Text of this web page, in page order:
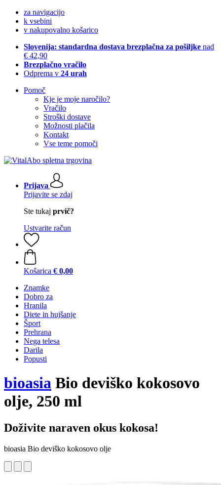
za navigacijo
k vsebini
v nakupovalno košarico
Slovenija: standardna dostava brezplačna za pošiljke nad
€ 42,90
Brezplačno vračilo
Odprema v 24 urah
Pomoč
Kje je moje naročilo?
Vračilo
Stroški dostave
Možnosti plačila
Kontakt
Vse teme pomoči
Prijava
Prijavite se zdaj
Ste tukaj prvič?
Ustvarite račun
Košarica € 0,00
Znamke
Dobro za
Hranila
Diete in hujšanje
Šport
Prehrana
Nega telesa
Darila
Popusti
bioasia Bio deviško kokosovo
olje, 250 ml
Doživite naraven okus kokosa!
bioasia Bio deviško kokosovo olje